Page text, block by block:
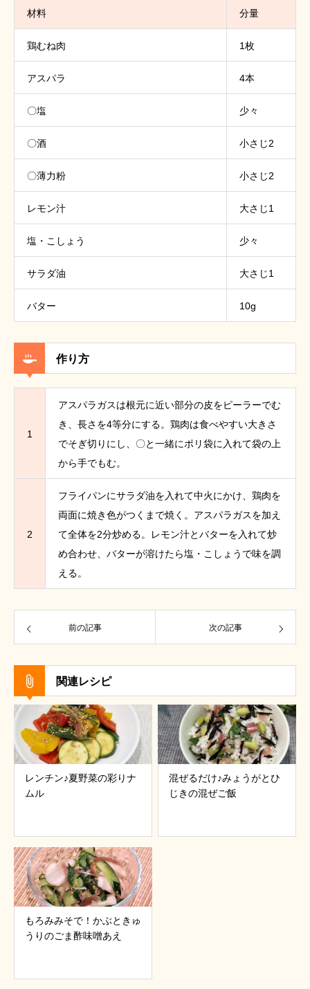
材料 分量
鶏むね肉 1枚
アスパラ 4本
〇塩 少々
〇酒 小さじ2
〇薄力粉 小さじ2
レモン汁 大さじ1
塩・こしょう 少々
サラダ油 大さじ1
バター 10g
作り方
1
アスパラガスは根元に近い部分の皮をピーラーでむ
き、長さを4等分にする。鶏肉は食べやすい大きさ
でそぎ切りにし、〇と一緒にポリ袋に入れて袋の上
から手でもむ。
2
フライパンにサラダ油を入れて中火にかけ、鶏肉を
両面に焼き色がつくまで焼く。アスパラガスを加え
て全体を2分炒める。レモン汁とバターを入れて炒
め合わせ、バターが溶けたら塩・こしょうで味を調
える。
前の記事 次の記事
関連レシピ
レンチン♪夏野菜の彩りナ
ムル
混ぜるだけ♪みょうがとひ
じきの混ぜご飯
もろみみそで！かぶときゅ
うりのごま酢味噌あえ